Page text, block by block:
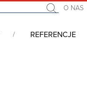
O NAS
REFERENCJE